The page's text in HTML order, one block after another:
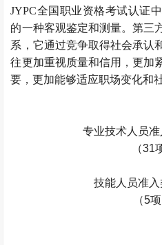
JYPC全国职业资格考试认证
的一种客观鉴定和测量。第三
系，它通过竞争取得社会承认
往更加重视质量和信用，更加
要，更加能够适应职场变化和
专业技术人员
（31
技能人员准
（5项